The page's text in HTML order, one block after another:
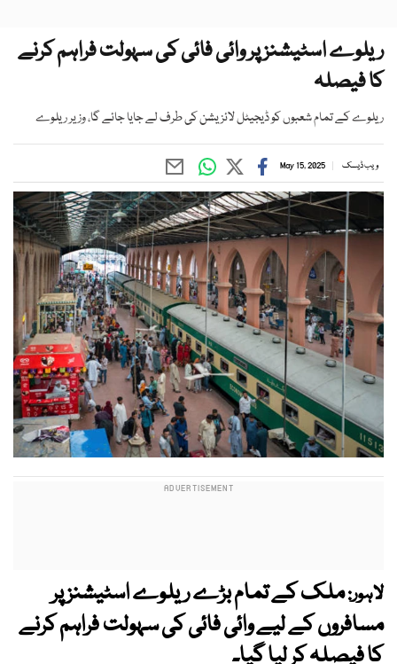
ریلوے اسٹیشنز پر وائی فائی کی سہولت فراہم کرنے
کا فیصلہ
ریلوے کے تمام شعبوں کو ڈیجیٹل لائزیشن کی طرف لے جایا جائے گا، وزیر ریلوے
ویب ڈیسک May 15, 2025
لاہور:ملک کے تمام بڑے ریلوے اسٹیشنز پر
مسافروں کے لیے وائی فائی کی سہولت فراہم کرنے
کا فیصلہ کر لیا گیا۔